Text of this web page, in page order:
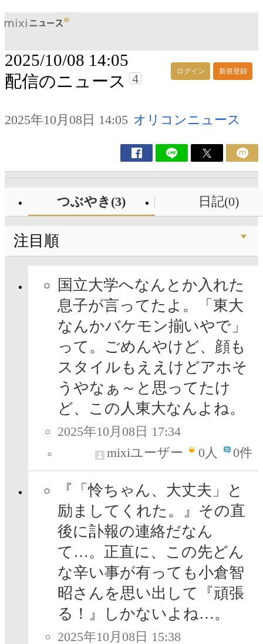
ログイン 新規登録
2025/10/08 14:05
配信のニュース 4
2025年10月08日 14:05 オリコンニュース
つぶやき(3) 日記(0)
注目順
国立大学へなんとか入れた
息子が言ってたよ。「東大
なんかバケモン揃いやで」
って。ごめんやけど、顔も
スタイルもええけどアホそ
うやなぁ～と思ってたけ
ど、この人東大なんよね。
2025年10月08日 17:34
mixiユーザー
0人 0件
『「怜ちゃん、大丈夫」と
励ましてくれた。』その直
後に訃報の連絡だなん
て…。正直に、この先どん
な辛い事が有っても小倉智
昭さんを思い出して『頑張
る！』しかないよね…。
2025年10月08日 15:38